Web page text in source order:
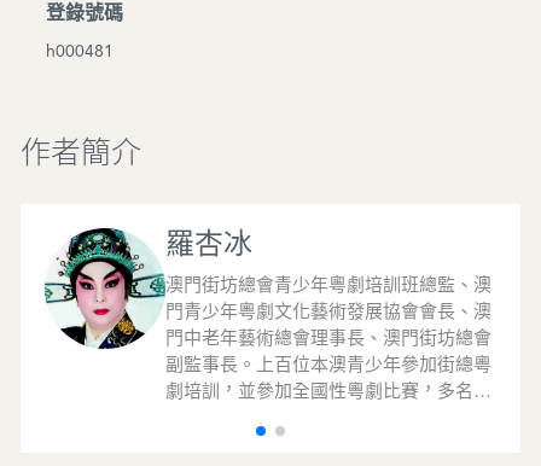
登錄號碼
h000481
作者簡介
羅杏冰
澳門街坊總會青少年粵劇培訓班總監、澳
門青少年粵劇文化藝術發展協會會長、澳
門中老年藝術總會理事長、澳門街坊總會
副監事長。上百位本澳青少年參加街總粵
劇培訓，並參加全國性粵劇比賽，多名學